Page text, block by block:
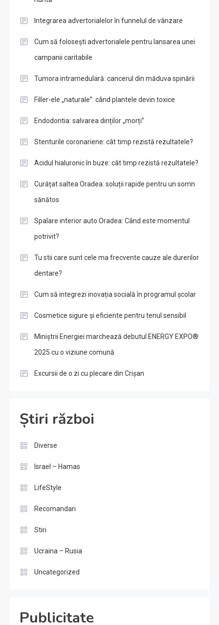
Integrarea advertorialelor în funnelul de vânzare
Cum să folosești advertorialele pentru lansarea unei
campanii caritabile
Tumora intramedulară: cancerul din măduva spinării
Filler-ele „naturale”: când plantele devin toxice
Endodontia: salvarea dinților „morți”
Stenturile coronariene: cât timp rezistă rezultatele?
Acidul hialuronic în buze: cât timp rezistă rezultatele?
Curățat saltea Oradea: soluții rapide pentru un somn
sănătos
Spalare interior auto Oradea: Când este momentul
potrivit?
Tu stii care sunt cele ma frecvente cauze ale durerilor
dentare?
Cum să integrezi inovația socială în programul școlar
Cosmetice sigure și eficiente pentru tenul sensibil
Miniștrii Energiei marchează debutul ENERGY EXPO®
2025 cu o viziune comună
Excursii de o zi cu plecare din Crișan
Știri război
Diverse
Israel – Hamas
LifeStyle
Recomandari
Stiri
Ucraina – Rusia
Uncategorized
Publicitate